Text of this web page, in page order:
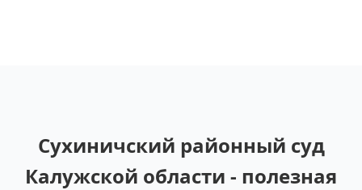
Сухиничский районный суд
Калужской области - полезная